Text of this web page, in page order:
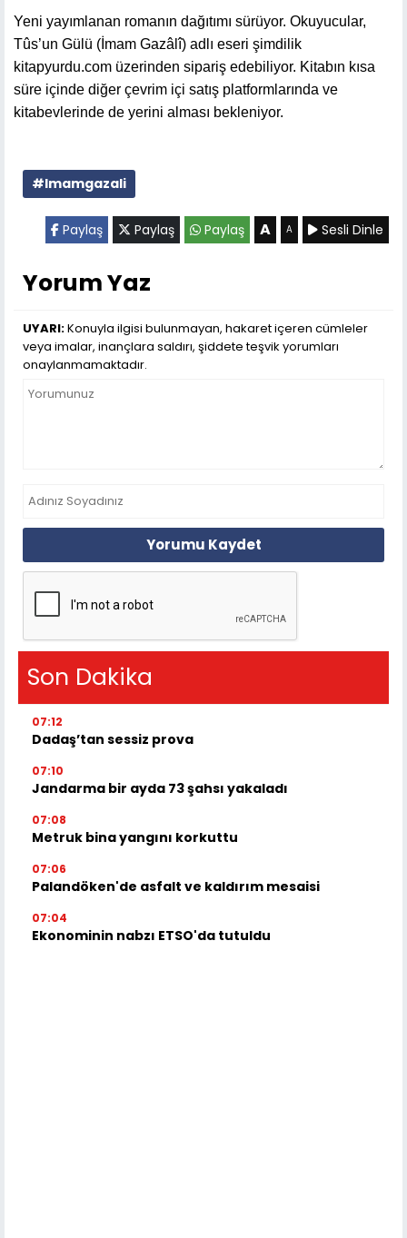
Yeni yayımlanan romanın dağıtımı sürüyor. Okuyucular,
Tûs’un Gülü (İmam Gazâlî) adlı eseri şimdilik
kitapyurdu.com üzerinden sipariş edebiliyor. Kitabın kısa
süre içinde diğer çevrim içi satış platformlarında ve
kitabevlerinde de yerini alması bekleniyor.
#Imamgazali
Paylaş Paylaş Paylaş A A Sesli Dinle
Yorum Yaz
UYARI:Konuyla ilgisi bulunmayan, hakaret içeren cümleler
veya imalar, inançlara saldırı, şiddete teşvik yorumları
onaylanmamaktadır.
Yorumu Kaydet
Son Dakika
07:12
Dadaş’tan sessiz prova
07:10
Jandarma bir ayda 73 şahsı yakaladı
07:08
Metruk bina yangını korkuttu
07:06
Palandöken'de asfalt ve kaldırım mesaisi
07:04
Ekonominin nabzı ETSO'da tutuldu